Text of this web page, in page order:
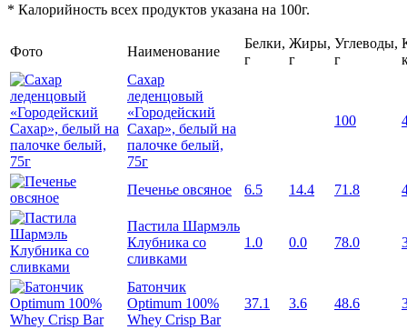
* Калорийность всех продуктов указана на 100г.
Фото Наименование
Белки,
г
Жиры,
г
Углеводы,
г
Сахар
леденцовый
«Городейский
Сахар», белый на
палочке белый,
75г
100
Печенье овсяное 6.5 14.4 71.8
Пастила Шармэль
Клубника со
сливками
1.0 0.0 78.0
Батончик
Optimum 100%
Whey Crisp Bar
37.1 3.6 48.6